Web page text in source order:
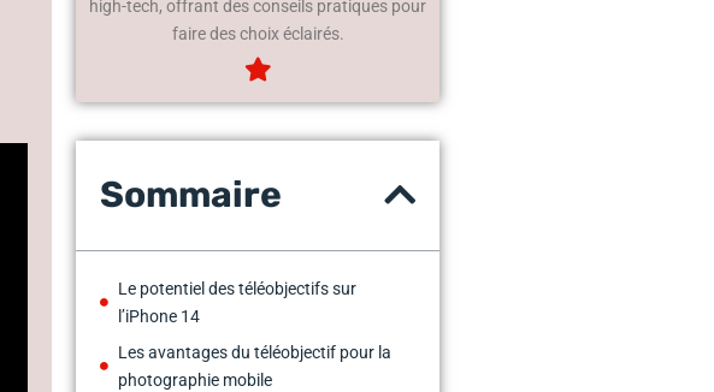
high-tech, offrant des conseils pratiques pour
faire des choix éclairés.
Sommaire
Le potentiel des téléobjectifs sur
l’iPhone 14
Les avantages du téléobjectif pour la
photographie mobile